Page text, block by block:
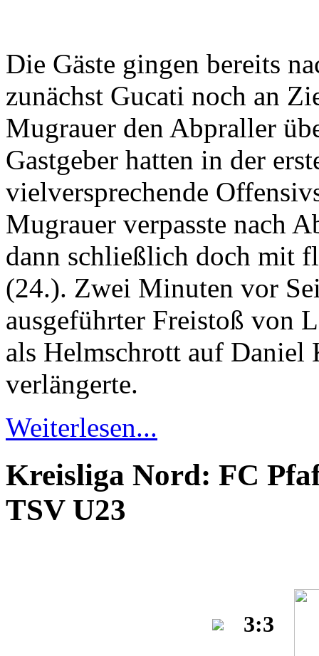
Die Gäste gingen bereits
zunächst Gucati noch an
Mugrauer den Abpraller
Gastgeber hatten in der
vielversprechende
Mugrauer verpasste nach
dann schließlich doch mit
(24.). Zwei Minuten vor
ausgeführter Freistoß von
als Helmschrott auf Daniel
verlängerte.
Weiterlesen...
Kreisliga Nord: FC
TSV U23
3:3